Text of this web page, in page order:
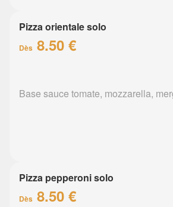
Pizza orientale solo
Dès 8.50 €
Base sauce tomate, mozzarella,
Pizza pepperoni solo
Dès 8.50 €